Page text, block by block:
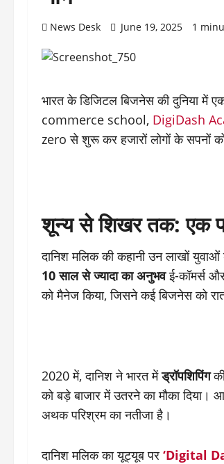
News Desk June 19, 2025 1
भारत के डिजिटल बिजनेस की दुनिया में
commerce school, DigiDash
zero से शुरू कर हजारों लोगों के सपनों
शून्य से शिखर तक: एक
दानिश मलिक की कहानी उन लाखों
10 साल से ज्यादा का अनुभवई-कॉमर्स
को मैनेज किया, जिसने कई बिजनेस को
2020 में, दानिश ने भारत मेंड्रॉपशिपिंग
को बड़े बाजार में उतरने का मौका दिया।
अथक परिश्रम का नतीजा है।
दानिश मलिक का यूट्यूब पर ‘Digital